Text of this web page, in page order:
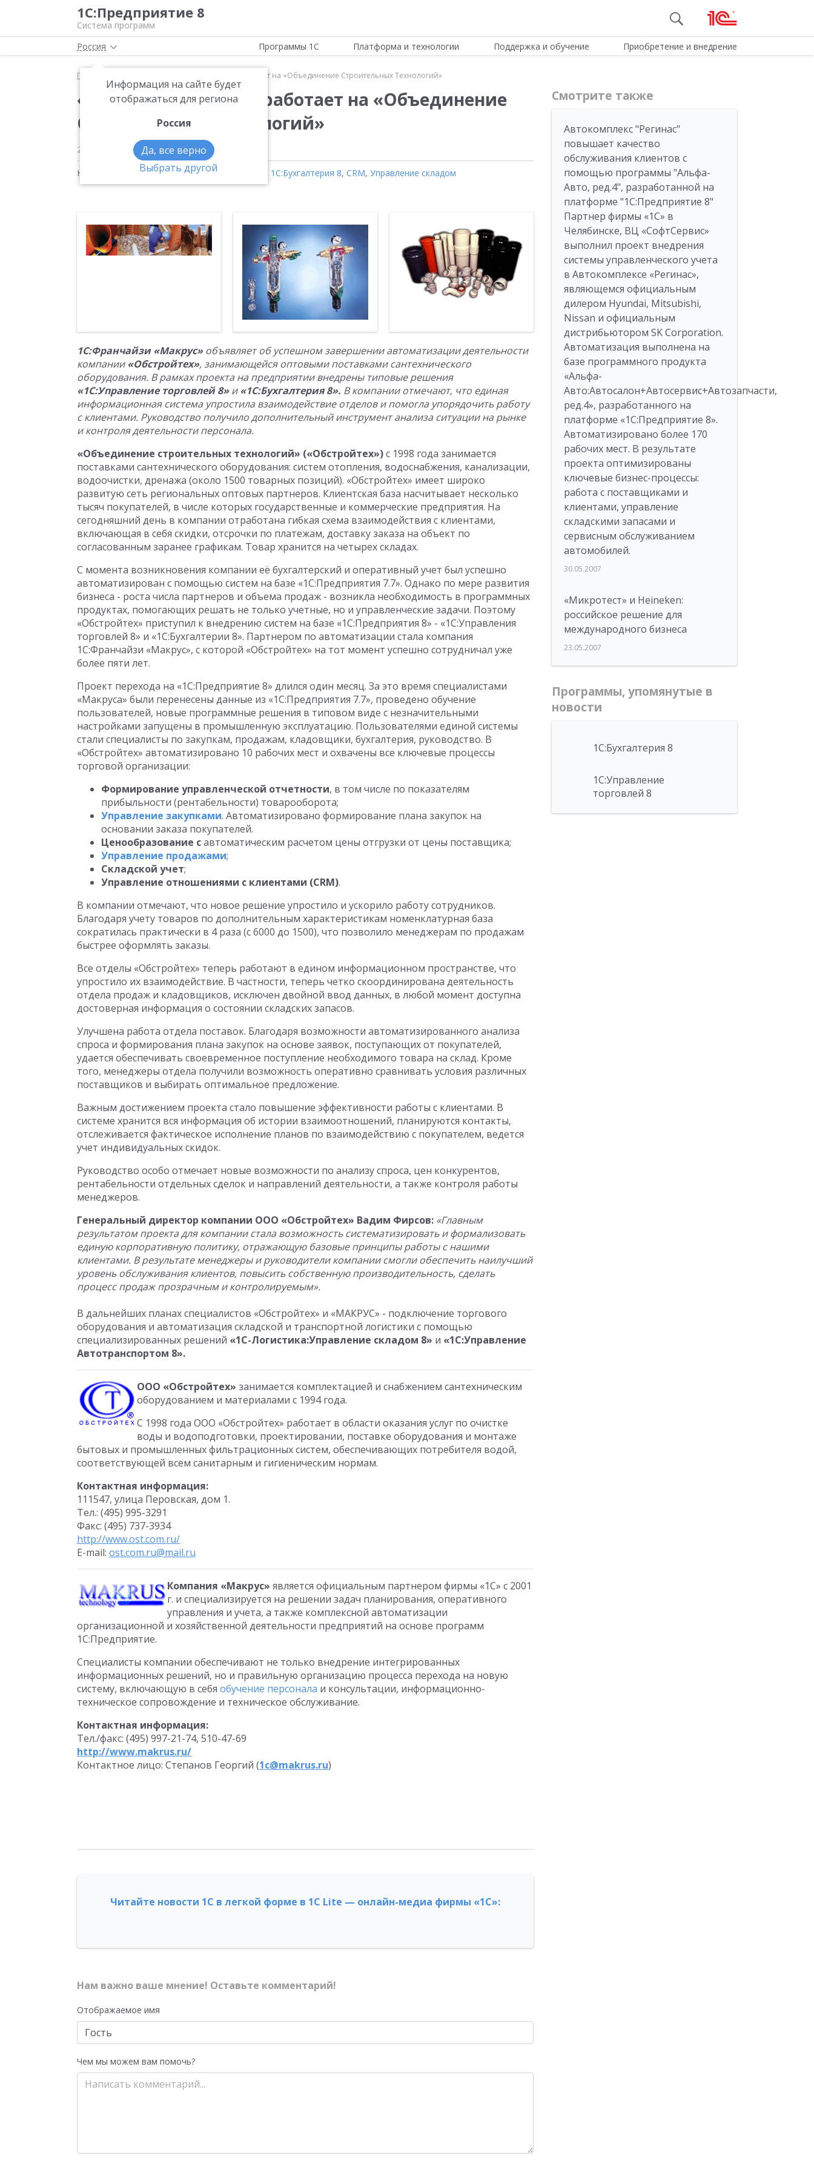
1С:Предприятие 8
Система программ
Россия
Информация на сайте будет
отображаться для региона
Россия
Да, все верно
Выбрать другой
Программы 1С Платформа и технологии Поддержка и обучение Приобретение и внедрение
Главная «1С:Предприятие 8» работает на «Объединение Строительных Технологий»
«1С:Предприятие 8» работает на «Объединение
Строительных Технологий»
25.05.2007
Новости на тему:1С:Управление торговлей 8 1С:Бухгалтерия 8, CRM, Управление складом
1С:Франчайзи «Макрус»объявляет об успешном завершении автоматизации деятельности
компании«Обстройтех», занимающейся оптовыми поставками сантехнического
оборудования. В рамках проекта на предприятии внедрены типовые решения
«1С:Управление торговлей 8»и«1С:Бухгалтерия 8». В компании отмечают, что единая
информационная система упростила взаимодействие отделов и помогла упорядочить работу
с клиентами. Руководство получило дополнительный инструмент анализа ситуации на рынке
и контроля деятельности персонала.
«Объединение строительных технологий» («Обстройтех»)с 1998 года занимается
поставками сантехнического оборудования: систем отопления, водоснабжения, канализации,
водоочистки, дренажа (около 1500 товарных позиций). «Обстройтех» имеет широко
развитую сеть региональных оптовых партнеров. Клиентская база насчитывает несколько
тысяч покупателей, в числе которых государственные и коммерческие предприятия. На
сегодняшний день в компании отработана гибкая схема взаимодействия с клиентами,
включающая в себя скидки, отсрочки по платежам, доставку заказа на объект по
согласованным заранее графикам. Товар хранится на четырех складах.
С момента возникновения компании её бухгалтерский и оперативный учет был успешно
автоматизирован с помощью систем на базе «1С:Предприятия 7.7». Однако по мере развития
бизнеса - роста числа партнеров и объема продаж - возникла необходимость в программных
продуктах, помогающих решать не только учетные, но и управленческие задачи. Поэтому
«Обстройтех» приступил к внедрению систем на базе «1С:Предприятия 8» - «1С:Управления
торговлей 8» и «1С:Бухгалтерии 8». Партнером по автоматизации стала компания
1С:Франчайзи «Макрус», с которой «Обстройтех» на тот момент успешно сотрудничал уже
более пяти лет.
Проект перехода на «1С:Предприятие 8» длился один месяц. За это время специалистами
«Макруса» были перенесены данные из «1С:Предприятия 7.7», проведено обучение
пользователей, новые программные решения в типовом виде с незначительными
настройками запущены в промышленную эксплуатацию. Пользователями единой системы
стали специалисты по закупкам, продажам, кладовщики, бухгалтерия, руководство. В
«Обстройтех» автоматизировано 10 рабочих мест и охвачены все ключевые процессы
торговой организации:
Формирование управленческой отчетности, в том числе по показателям
прибыльности (рентабельности) товарооборота;
Управление закупками. Автоматизировано формирование плана закупок на
основании заказа покупателей.
Ценообразование савтоматическим расчетом цены отгрузки от цены поставщика;
Управление продажами;
Складской учет;
Управление отношениями с клиентами (CRM).
В компании отмечают, что новое решение упростило и ускорило работу сотрудников.
Благодаря учету товаров по дополнительным характеристикам номенклатурная база
сократилась практически в 4 раза (с 6000 до 1500), что позволило менеджерам по продажам
быстрее оформлять заказы.
Все отделы «Обстройтех» теперь работают в едином информационном пространстве, что
упростило их взаимодействие. В частности, теперь четко скоординирована деятельность
отдела продаж и кладовщиков, исключен двойной ввод данных, в любой момент доступна
достоверная информация о состоянии складских запасов.
Улучшена работа отдела поставок. Благодаря возможности автоматизированного анализа
спроса и формирования плана закупок на основе заявок, поступающих от покупателей,
удается обеспечивать своевременное поступление необходимого товара на склад. Кроме
того, менеджеры отдела получили возможность оперативно сравнивать условия различных
поставщиков и выбирать оптимальное предложение.
Важным достижением проекта стало повышение эффективности работы с клиентами. В
системе хранится вся информация об истории взаимоотношений, планируются контакты,
отслеживается фактическое исполнение планов по взаимодействию с покупателем, ведется
учет индивидуальных скидок.
Руководство особо отмечает новые возможности по анализу спроса, цен конкурентов,
рентабельности отдельных сделок и направлений деятельности, а также контроля работы
менеджеров.
Генеральный директор компании ООО «Обстройтех» Вадим Фирсов: «Главным
результатом проекта для компании стала возможность систематизировать и формализовать
единую корпоративную политику, отражающую базовые принципы работы с нашими
клиентами. В результате менеджеры и руководители компании смогли обеспечить наилучший
уровень обслуживания клиентов, повысить собственную производительность, сделать
процесс продаж прозрачным и контролируемым».
В дальнейших планах специалистов «Обстройтех» и «МАКРУС» - подключение торгового
оборудования и автоматизация складской и транспортной логистики с помощью
специализированных решений «1С-Логистика:Управление складом 8» и «1С:Управление
Автотранспортом 8».
ООО «Обстройтех» занимается комплектацией и снабжением сантехническим
оборудованием и материалами с 1994 года.
С 1998 года ООО «Обстройтех» работает в области оказания услуг по очистке
воды и водоподготовки, проектировании, поставке оборудования и монтаже
бытовых и промышленных фильтрационных систем, обеспечивающих потребителя водой,
соответствующей всем санитарным и гигиеническим нормам.
Контактная информация:
111547, улица Перовская, дом 1.
Тел.: (495) 995-3291
Факс: (495) 737-3934
http://www.ost.com.ru/
E-mail: ost.com.ru@mail.ru
Компания «Макрус» является официальным партнером фирмы «1С» с 2001
г. и специализируется на решении задач планирования, оперативного
управления и учета, а также комплексной автоматизации
организационной и хозяйственной деятельности предприятий на основе программ
1C:Предприятие.
Специалисты компании обеспечивают не только внедрение интегрированных
информационных решений, но и правильную организацию процесса перехода на новую
систему, включающую в себя обучение персонала и консультации, информационно-
техническое сопровождение и техническое обслуживание.
Контактная информация:
Тел./факс: (495) 997-21-74, 510-47-69
http://www.makrus.ru/
Контактное лицо: Степанов Георгий (1c@makrus.ru)
Читайте новости 1С в легкой форме в 1С Lite — онлайн-медиа фирмы «1С»:
Нам важно ваше мнение! Оставьте комментарий!
Отображаемое имя
Чем мы можем вам помочь?
Смотрите также
Автокомплекс "Регинас"
повышает качество
обслуживания клиентов с
помощью программы "Альфа-
Авто, ред.4", разработанной на
платформе "1С:Предприятие 8"
Партнер фирмы «1С» в
Челябинске, ВЦ «СофтСервис»
выполнил проект внедрения
системы управленческого учета
в Автокомплексе «Регинас»,
являющемся официальным
дилером Hyundai, Mitsubishi,
Nissan и официальным
дистрибьютором SK Corporation.
Автоматизация выполнена на
базе программного продукта
«Альфа-
Авто:Автосалон+Автосервис+Автозапчасти,
ред.4», разработанного на
платформе «1С:Предприятие 8».
Автоматизировано более 170
рабочих мест. В результате
проекта оптимизированы
ключевые бизнес-процессы:
работа с поставщиками и
клиентами, управление
складскими запасами и
сервисным обслуживанием
автомобилей.
30.05.2007
«Микротест» и Heineken:
российское решение для
международного бизнеса
23.05.2007
Программы, упомянутые в
новости
1С:Бухгалтерия 8
1С:Управление
торговлей 8